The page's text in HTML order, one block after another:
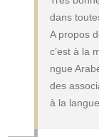
dans
A propos
c’est à la
ngue
des
à la